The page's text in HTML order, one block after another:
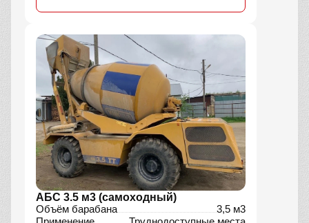
АБС 3.5 м3 (самоходный)
Объём барабана
3,5 м3